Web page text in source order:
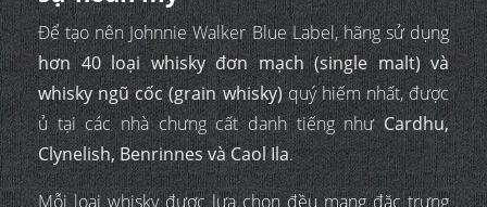
Để tạo nên Johnnie Walker Blue Label, hãng sử dụng
hơn 40 loại whisky đơn mạch (single malt) và
whisky ngũ cốc (grain whisky)quý hiếm nhất, được
ủ tại các nhà chưng cất danh tiếng nhưCardhu,
Clynelish, Benrinnes và Caol Ila.
Mỗi loại whisky được lựa chọn đều mang đặc trưng